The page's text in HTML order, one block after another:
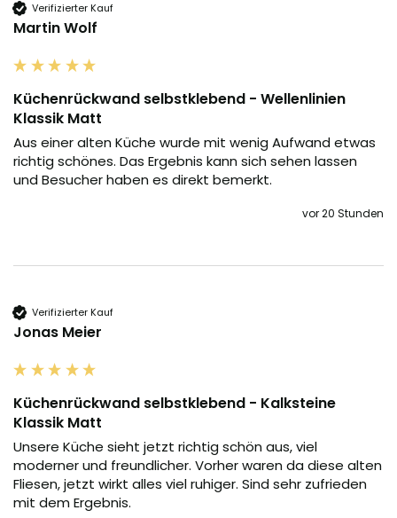
Verifizierter Kauf
Martin Wolf
Küchenrückwand selbstklebend - Wellenlinien
Klassik Matt
Aus einer alten Küche wurde mit wenig Aufwand etwas
richtig schönes. Das Ergebnis kann sich sehen lassen
und Besucher haben es direkt bemerkt.
vor 20 Stunden
Verifizierter Kauf
Jonas Meier
Küchenrückwand selbstklebend - Kalksteine
Klassik Matt
Unsere Küche sieht jetzt richtig schön aus, viel
moderner und freundlicher. Vorher waren da diese alten
Fliesen, jetzt wirkt alles viel ruhiger. Sind sehr zufrieden
mit dem Ergebnis.